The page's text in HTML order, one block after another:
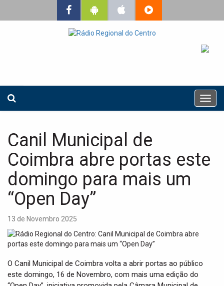
T
o
n
Canil Municipal de
Coimbra abre portas este
domingo para mais um
“Open Day”
13 de Novembro 2025
O Canil Municipal de Coimbra volta a abrir portas ao público
este domingo, 16 de Novembro, com mais uma edição do